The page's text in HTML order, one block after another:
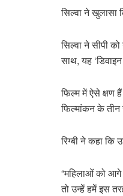
सिल्वा ने
सिल्वा ने सीपी
साथ, यह
फिल्म में ऐसे क्षण
फिल्मांकन के तीन
रिग्बी ने कहा कि
“महिलाओं को आगे
तो उन्हें हमें इस